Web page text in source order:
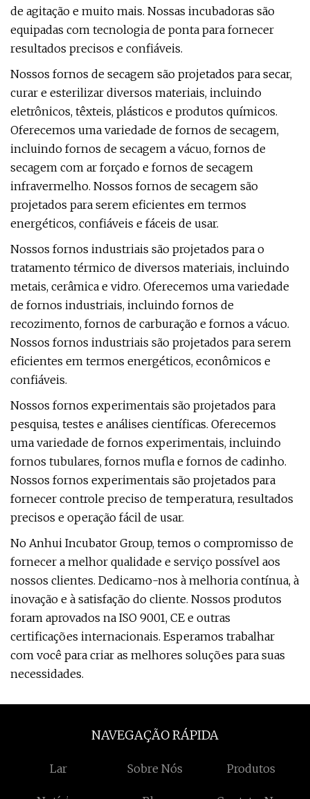
de agitação e muito mais. Nossas incubadoras são
equipadas com tecnologia de ponta para fornecer
resultados precisos e confiáveis.
Nossos fornos de secagem são projetados para secar,
curar e esterilizar diversos materiais, incluindo
eletrônicos, têxteis, plásticos e produtos químicos.
Oferecemos uma variedade de fornos de secagem,
incluindo fornos de secagem a vácuo, fornos de
secagem com ar forçado e fornos de secagem
infravermelho. Nossos fornos de secagem são
projetados para serem eficientes em termos
energéticos, confiáveis ​​e fáceis de usar.
Nossos fornos industriais são projetados para o
tratamento térmico de diversos materiais, incluindo
metais, cerâmica e vidro. Oferecemos uma variedade
de fornos industriais, incluindo fornos de
recozimento, fornos de carburação e fornos a vácuo.
Nossos fornos industriais são projetados para serem
eficientes em termos energéticos, econômicos e
confiáveis.
Nossos fornos experimentais são projetados para
pesquisa, testes e análises científicas. Oferecemos
uma variedade de fornos experimentais, incluindo
fornos tubulares, fornos mufla e fornos de cadinho.
Nossos fornos experimentais são projetados para
fornecer controle preciso de temperatura, resultados
precisos e operação fácil de usar.
No Anhui Incubator Group, temos o compromisso de
fornecer a melhor qualidade e serviço possível aos
nossos clientes. Dedicamo-nos à melhoria contínua, à
inovação e à satisfação do cliente. Nossos produtos
foram aprovados na ISO 9001, CE e outras
certificações internacionais. Esperamos trabalhar
com você para criar as melhores soluções para suas
necessidades.
NAVEGAÇÃO RÁPIDA
Lar Sobre Nós Produtos